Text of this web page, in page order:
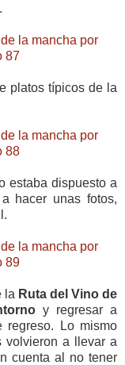
platos típicos de la
estaba dispuesto a
hacer unas fotos,
la Ruta del Vino de
y regresar a
regreso. Lo mismo
volvieron a llevar a
cuenta al no tener